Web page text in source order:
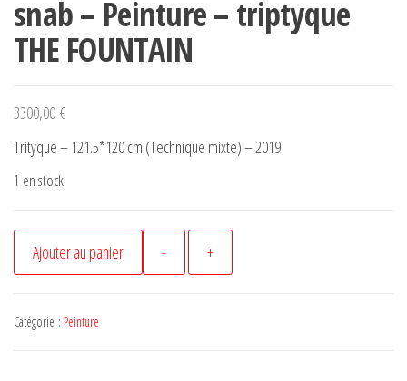
snab – Peinture – triptyque
THE FOUNTAIN
3300,00 €
Trityque – 121.5*120 cm (Technique mixte) – 2019
1 en stock
-
-
+
Ajouter au panier
Catégorie : Peinture